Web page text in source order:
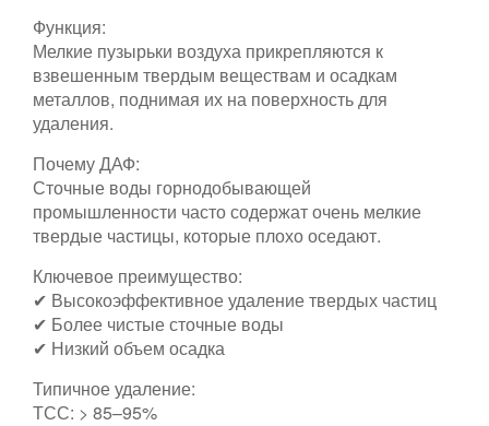
Функция:
Мелкие пузырьки воздуха прикрепляются к
взвешенным твердым веществам и осадкам
металлов, поднимая их на поверхность для
удаления.
Почему ДАФ:
Сточные воды горнодобывающей
промышленности часто содержат очень мелкие
твердые частицы, которые плохо оседают.
Ключевое преимущество:
✔ Высокоэффективное удаление твердых частиц
✔ Более чистые сточные воды
✔ Низкий объем осадка
Типичное удаление:
ТСС: > 85–95%